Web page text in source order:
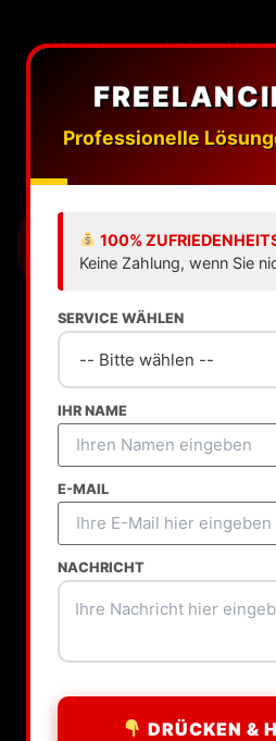
Professionelle
100%
Keine Zahlung, wenn Sie
SERVICE WÄHLEN
IHR NAME
E-MAIL
NACHRICHT
DRÜCKEN &
Wir bauen keine
digitale
Hochwertiges Design
Performance in
JETZT PROJEKT
Upwork.fiverr.